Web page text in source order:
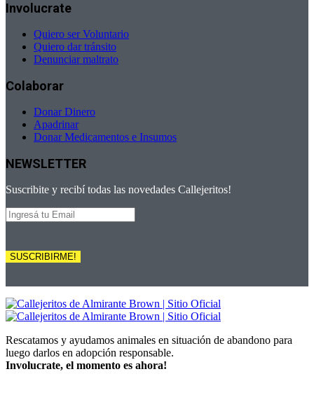
Involucrate
Quiero ser Voluntario
Quiero dar tránsito
Denunciar maltrato
Colaborar
Donar Dinero
Apadrinar
Donar Medicamentos e Insumos
NEWSLETTER
Suscribite y recibí todas las novedades Callejeritos!
SUSCRIBIRME!
Rescatamos y ayudamos animales en situación de abandono para
luego darlos en adopción responsable.
Involucrate, el momento es ahora!